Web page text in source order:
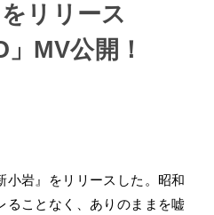
リリース
MV公開！
岩』をリリースした。昭和
ることなく、ありのままを嘘